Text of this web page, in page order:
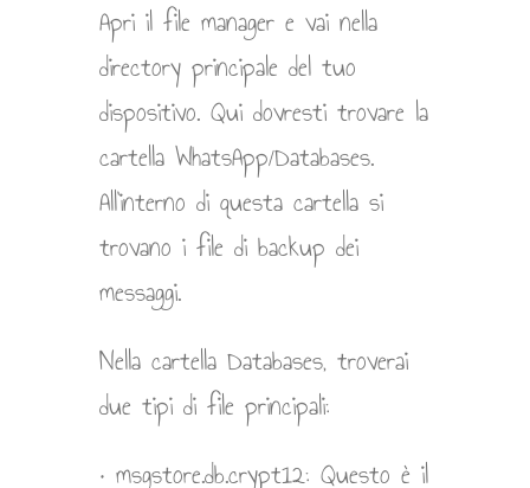
Apri il file manager e vai nella
directory principale del tuo
dispositivo. Qui dovresti trovare la
cartella WhatsApp/Databases.
All’interno di questa cartella si
trovano i file di backup dei
messaggi.
Nella cartella Databases, troverai
due tipi di file principali:
• msgstore.db.crypt12: Questo è il